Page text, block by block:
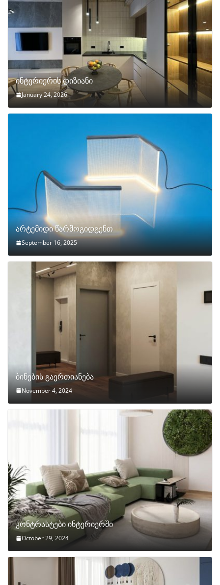
ინტერიერის დიზიანი
January 24, 2026
არტემიდი წარმოგიდგენთ
September 16, 2025
ბინების გაერთიანება
November 4, 2024
კონტრასტები ინტერიერში
October 29, 2024